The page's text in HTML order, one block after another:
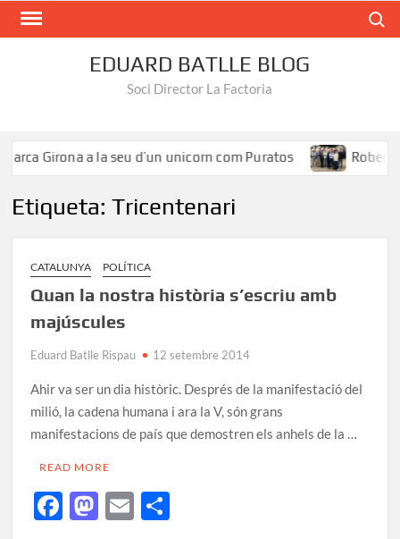
EDUARD BATLLE BLOG
Soci Director La Factoria
Girona a la seu d’un unicorn com Puratos Roberto
Etiqueta:Tricentenari
CATALUNYA POLÍTICA
Quan la nostra història s’escriu amb
majúscules
Eduard Batlle Rispau 12 setembre 2014
Ahir va ser un dia històric. Després de la manifestació del
milió, la cadena humana i ara la V, són grans
manifestacions de país que demostren els anhels de la …
READ MORE
F
M E